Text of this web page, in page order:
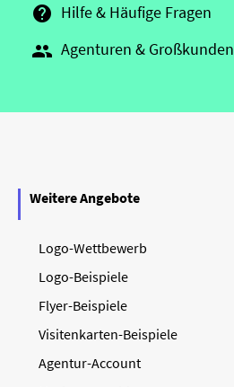
 Hilfe & Häufige Fragen
 Agenturen & Großkunden
Weitere Angebote
Logo-Wettbewerb
Logo-Beispiele
Flyer-Beispiele
Visitenkarten-Beispiele
Agentur-Account